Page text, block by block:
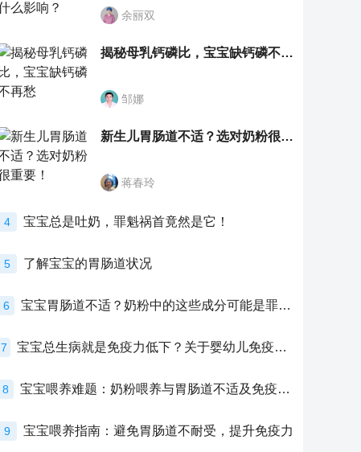
余丽双
揭秘母乳钙磷比，宝宝缺钙磷不再愁
邹娜
新生儿胃肠道不适？选对奶粉很重要！
蒋春玲
4 宝宝总是吐奶，罪魁祸首竟然是它！
5 了解宝宝的胃肠道状况
6 宝宝胃肠道不适？奶粉中的这些成分可能是罪魁祸首！
7 宝宝总生病就是免疫力低下？关于婴幼儿免疫力的真相，家长必须了解！
8 宝宝喂养难题：奶粉喂养与胃肠道不适及免疫力提升的奥秘
9 宝宝喂养指南：避免胃肠道不耐受，提升免疫力